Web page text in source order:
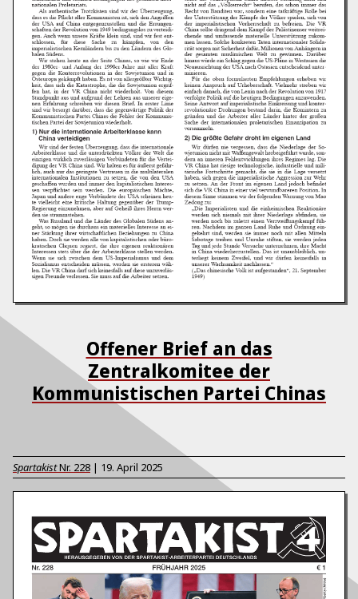
Offener Brief an das
Zentralkomitee der
Kommunistischen Partei Chinas
SpartakistNr. 228 | 19. April 2025